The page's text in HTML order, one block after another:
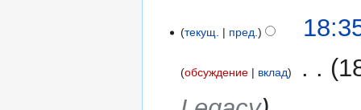
текущ. пред.
обсуждение вклад